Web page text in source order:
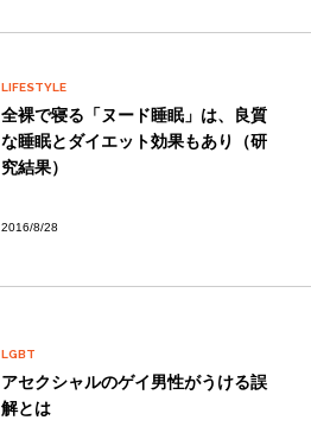
LIFESTYLE
全裸で寝る「ヌード睡眠」は、良質
な睡眠とダイエット効果もあり（研
究結果）
2016/8/28
LGBT
アセクシャルのゲイ男性がうける誤
解とは